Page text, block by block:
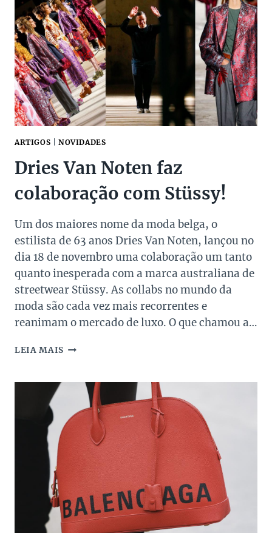
CASACO
EMANUEL
UNGARO
ARTIGOS NOVIDADES
Dries Van Noten faz
colaboração com Stüssy!
Um dos maiores nome da moda belga, o
estilista de 63 anos Dries Van Noten, lançou no
dia 18 de novembro uma colaboração um tanto
quanto inesperada com a marca australiana de
streetwear Stüssy. As collabs no mundo da
moda são cada vez mais recorrentes e
reanimam o mercado de luxo. O que chamou a…
LEIA MAIS DRIES
FAZ
COLABORAÇÃO
COM
STÜSSY!